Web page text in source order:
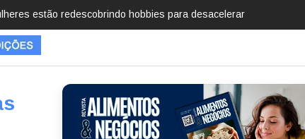
em 2025, diz Anuário de Segurança Pública